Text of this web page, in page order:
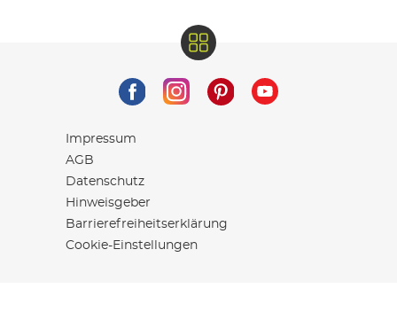
Impressum
AGB
Datenschutz
Hinweisgeber
Barrierefreiheitserklärung
Cookie-Einstellungen